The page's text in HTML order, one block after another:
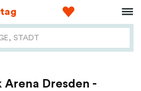
Arena Dresden -